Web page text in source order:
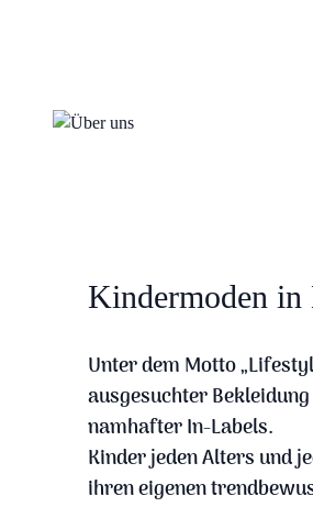
Kindermoden
Unter dem Motto
ausgesuchter
namhafter In-Labels.
Kinder jeden Alters und
ihren eigenen